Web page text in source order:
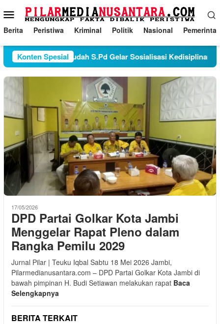
ke
konten
Menu
Mobile
Berita Peristiwa Kriminal Politik Nasional
Konten Spesial
Sekolah Juraudah S.Pd Gelar Sosialisasi Kedisiplinan dan
17/05/2026
DPD Partai Golkar Kota Jambi
Menggelar Rapat Pleno dalam
Rangka Pemilu 2029
Jurnal Pilar | Teuku Iqbal Sabtu 18 Mei 2026 Jambi,
Pilarmedianusantara.com – DPD Partai Golkar Kota Jambi di
bawah pimpinan H. Budi Setiawan melakukan rapat Baca
Selengkapnya
BERITA TERKAIT